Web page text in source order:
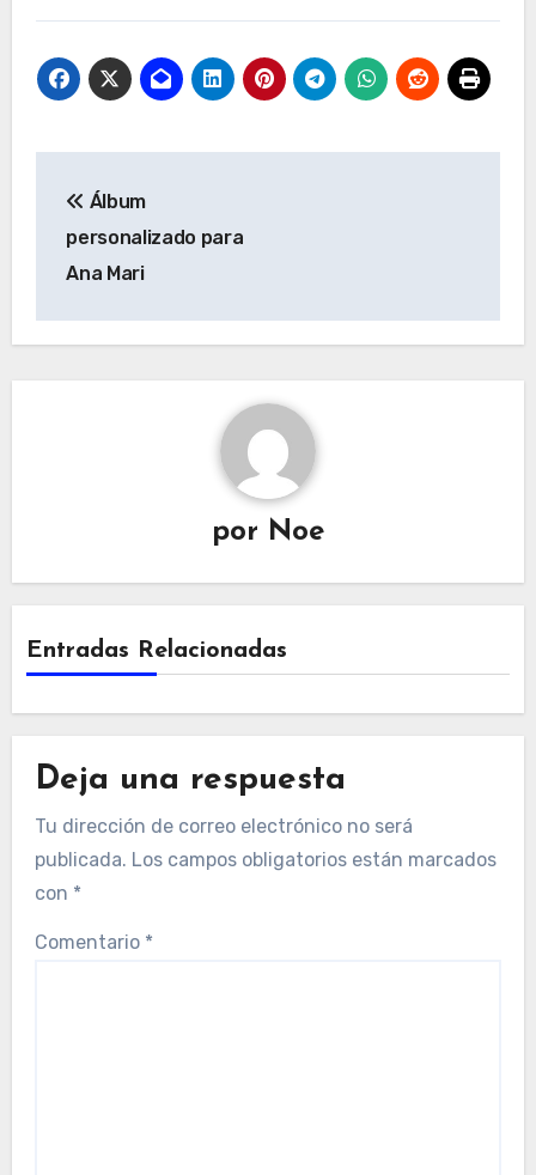
de
entradas
Álbum
personalizado para
Ana Mari
por Noe
Entradas Relacionadas
Deja una respuesta
Tu dirección de correo electrónico no será
publicada. Los campos obligatorios están marcados
con *
Comentario *